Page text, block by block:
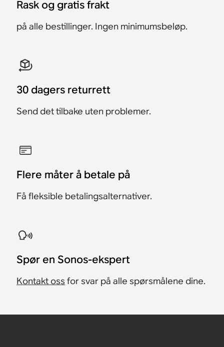
9 999 kr
Rask og gratis frakt
på alle bestillinger. Ingen minimumsbeløp.
30 dagers returrett
Send det tilbake uten problemer.
Flere måter å betale på
Få fleksible betalingsalternativer.
​Spør en Sonos-ekspert
Kontakt oss for svar på alle spørsmålene dine.